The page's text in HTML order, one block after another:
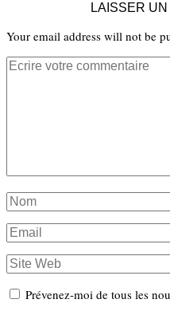
LAISSER
Your email address will not be
Prévenez-moi de tous les